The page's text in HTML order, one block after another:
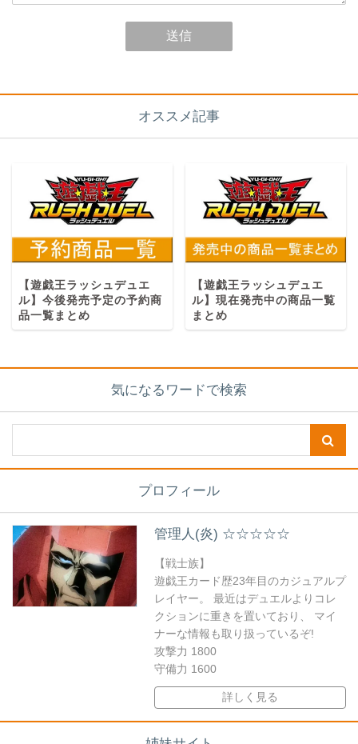
オススメ記事
【遊戯王ラッシュデュエ
ル】今後発売予定の予約商
品一覧まとめ
【遊戯王ラッシュデュエ
ル】現在発売中の商品一覧
まとめ
気になるワードで検索
プロフィール
管理人(炎) ☆☆☆☆☆
【戦士族】
遊戯王カード歴23年目のカジュアルプ
レイヤー。 最近はデュエルよりコレ
クションに重きを置いており、 マイ
ナーな情報も取り扱っているぞ!
攻撃力 1800
守備力 1600
詳しく見る